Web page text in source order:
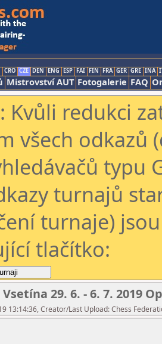
CRO CZE DEN ENG ESP FAI FIN FRA GER GRE INA
Mistrovství AUT Fotogalerie FAQ
Kvůli redukci
všech odkazů
typu
turnajů
turnaje)
tlačítko:
29. 6. - 6. 7. 2019
13:14:36, Creator/Last Upload: Chess